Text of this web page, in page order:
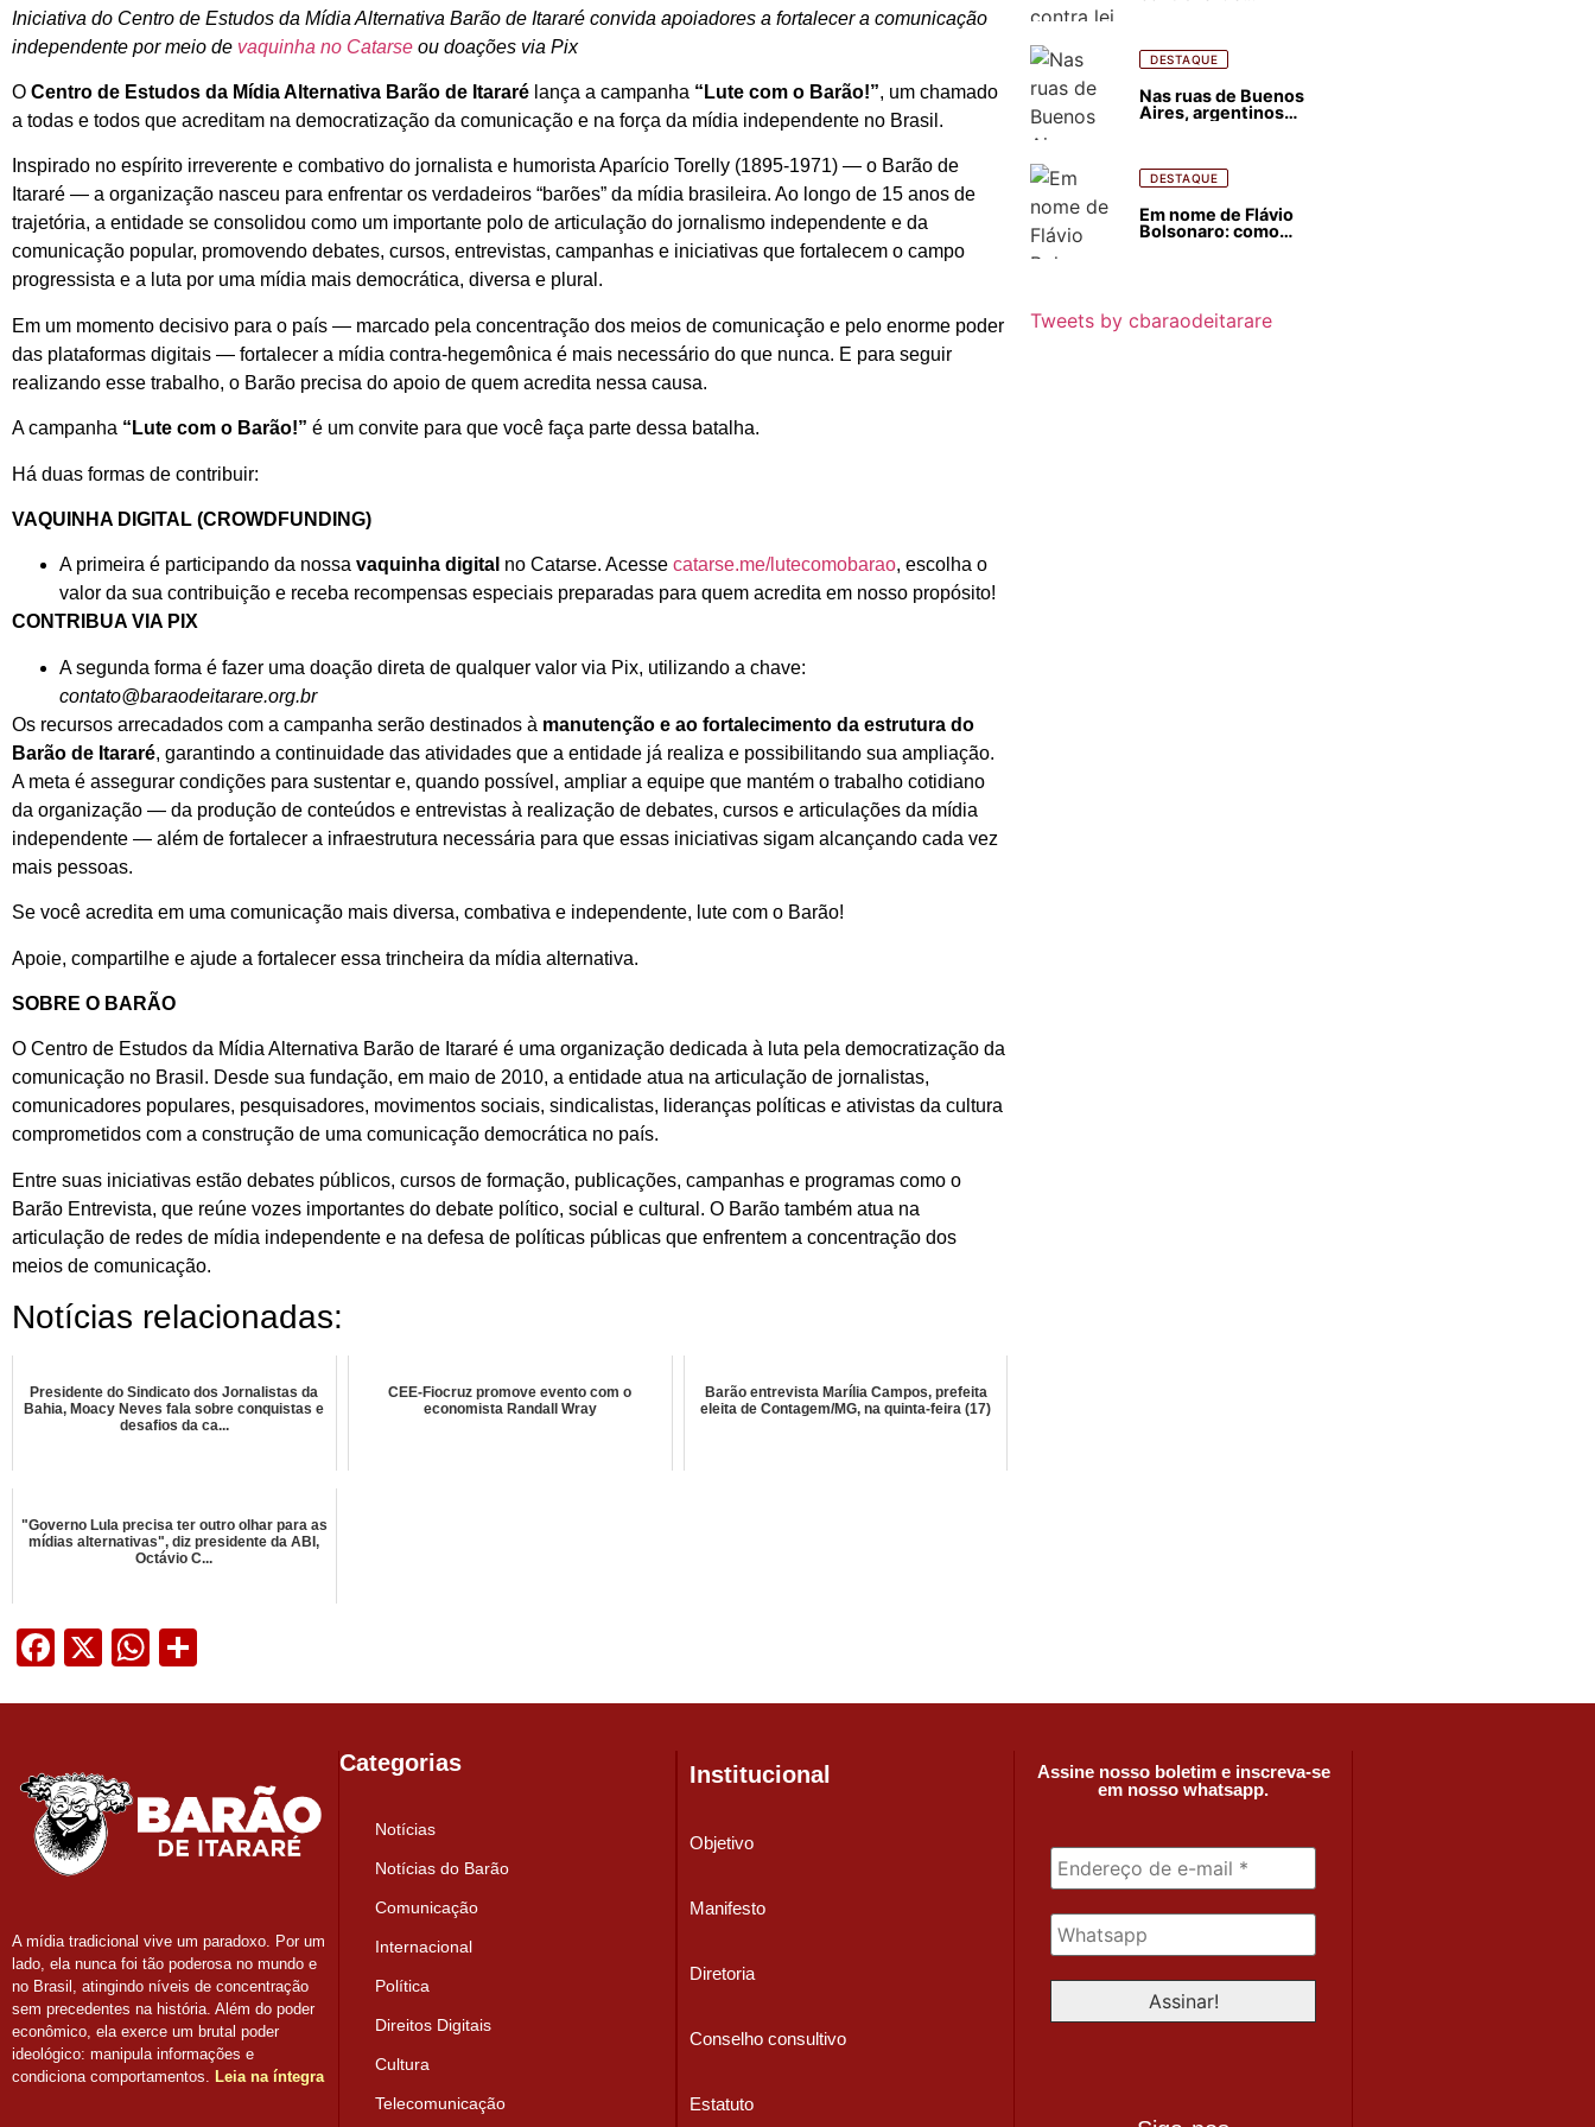
Iniciativa do Centro de Estudos da Mídia Alternativa Barão de Itararé convida apoiadores a fortalecer a comunicação
independente por meio de vaquinha no Catarse ou doações via Pix
O Centro de Estudos da Mídia Alternativa Barão de Itararé lança a campanha “Lute com o Barão!”, um chamado
a todas e todos que acreditam na democratização da comunicação e na força da mídia independente no Brasil.
Inspirado no espírito irreverente e combativo do jornalista e humorista Aparício Torelly (1895-1971) — o Barão de
Itararé — a organização nasceu para enfrentar os verdadeiros “barões” da mídia brasileira. Ao longo de 15 anos de
trajetória, a entidade se consolidou como um importante polo de articulação do jornalismo independente e da
comunicação popular, promovendo debates, cursos, entrevistas, campanhas e iniciativas que fortalecem o campo
progressista e a luta por uma mídia mais democrática, diversa e plural.
Em um momento decisivo para o país — marcado pela concentração dos meios de comunicação e pelo enorme poder
das plataformas digitais — fortalecer a mídia contra-hegemônica é mais necessário do que nunca. E para seguir
realizando esse trabalho, o Barão precisa do apoio de quem acredita nessa causa.
A campanha “Lute com o Barão!” é um convite para que você faça parte dessa batalha.
Há duas formas de contribuir:
VAQUINHA DIGITAL (CROWDFUNDING)
A primeira é participando da nossa vaquinha digital no Catarse. Acesse catarse.me/lutecomobarao, escolha o
valor da sua contribuição e receba recompensas especiais preparadas para quem acredita em nosso propósito!
CONTRIBUA VIA PIX
A segunda forma é fazer uma doação direta de qualquer valor via Pix, utilizando a chave:
contato@baraodeitarare.org.br
Os recursos arrecadados com a campanha serão destinados à manutenção e ao fortalecimento da estrutura do
Barão de Itararé, garantindo a continuidade das atividades que a entidade já realiza e possibilitando sua ampliação.
A meta é assegurar condições para sustentar e, quando possível, ampliar a equipe que mantém o trabalho cotidiano
da organização — da produção de conteúdos e entrevistas à realização de debates, cursos e articulações da mídia
independente — além de fortalecer a infraestrutura necessária para que essas iniciativas sigam alcançando cada vez
mais pessoas.
Se você acredita em uma comunicação mais diversa, combativa e independente, lute com o Barão!
Apoie, compartilhe e ajude a fortalecer essa trincheira da mídia alternativa.
SOBRE O BARÃO
O Centro de Estudos da Mídia Alternativa Barão de Itararé é uma organização dedicada à luta pela democratização da
comunicação no Brasil. Desde sua fundação, em maio de 2010, a entidade atua na articulação de jornalistas,
comunicadores populares, pesquisadores, movimentos sociais, sindicalistas, lideranças políticas e ativistas da cultura
comprometidos com a construção de uma comunicação democrática no país.
Entre suas iniciativas estão debates públicos, cursos de formação, publicações, campanhas e programas como o
Barão Entrevista, que reúne vozes importantes do debate político, social e cultural. O Barão também atua na
articulação de redes de mídia independente e na defesa de políticas públicas que enfrentem a concentração dos
meios de comunicação.
Notícias relacionadas:
Presidente do Sindicato dos Jornalistas da
Bahia, Moacy Neves fala sobre conquistas e
desafios da ca...
CEE-Fiocruz promove evento com o
economista Randall Wray
Barão entrevista Marília Campos, prefeita
eleita de Contagem/MG, na quinta-feira (17)
"Governo Lula precisa ter outro olhar para as
mídias alternativas", diz presidente da ABI,
Octávio C...
Facebook
X WhatsApp
florestais
DESTAQUE
Nas ruas de Buenos
Aires, argentinos
DESTAQUE
Em nome de Flávio
Bolsonaro: como
Tweets by cbaraodeitarare
A mídia tradicional vive um paradoxo. Por um
lado, ela nunca foi tão poderosa no mundo e
no Brasil, atingindo níveis de concentração
sem precedentes na história. Além do poder
econômico, ela exerce um brutal poder
ideológico: manipula informações e
condiciona comportamentos. Leia na íntegra
Categorias
Notícias
Notícias do Barão
Comunicação
Internacional
Política
Direitos Digitais
Cultura
Telecomunicação
Institucional
Objetivo
Manifesto
Diretoria
Conselho consultivo
Estatuto
Assine nosso boletim e inscreva-se
em nosso whatsapp.